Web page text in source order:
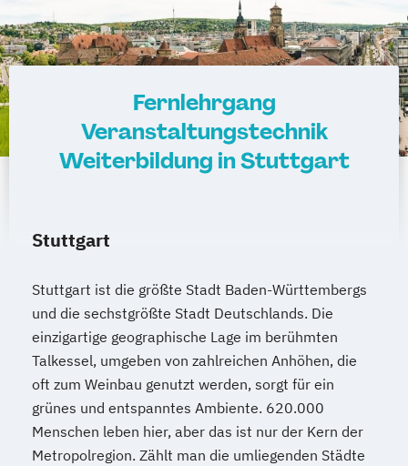
Fernlehrgang
Veranstaltungstechnik
Weiterbildung in Stuttgart
Stuttgart
Stuttgart ist die größte Stadt Baden-Württembergs
und die sechstgrößte Stadt Deutschlands. Die
einzigartige geographische Lage im berühmten
Talkessel, umgeben von zahlreichen Anhöhen, die
oft zum Weinbau genutzt werden, sorgt für ein
grünes und entspanntes Ambiente. 620.000
Menschen leben hier, aber das ist nur der Kern der
Metropolregion. Zählt man die umliegenden Städte